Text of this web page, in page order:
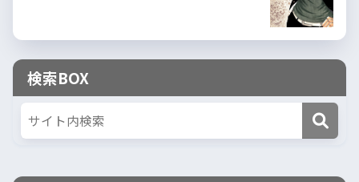
検索BOX